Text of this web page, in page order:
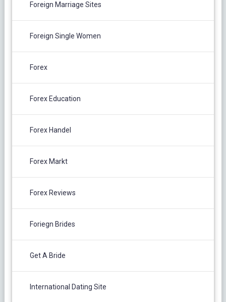
Foreign Marriage Sites
Foreign Single Women
Forex
Forex Education
Forex Handel
Forex Markt
Forex Reviews
Foriegn Brides
Get A Bride
International Dating Site